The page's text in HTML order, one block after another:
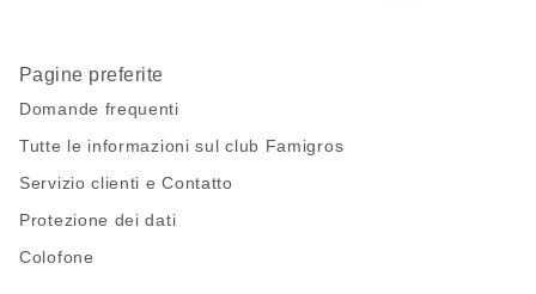
Pagine preferite
Domande frequenti
Tutte le informazioni sul club Famigros
Servizio clienti e Contatto
Protezione dei dati
Colofone